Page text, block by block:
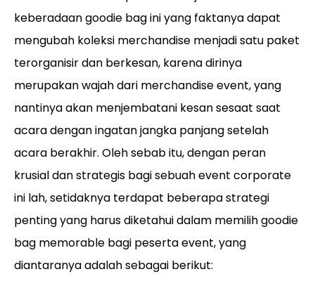
keberadaan goodie bag ini yang faktanya dapat
mengubah koleksi merchandise menjadi satu paket
terorganisir dan berkesan, karena dirinya
merupakan wajah dari merchandise event, yang
nantinya akan menjembatani kesan sesaat saat
acara dengan ingatan jangka panjang setelah
acara berakhir. Oleh sebab itu, dengan peran
krusial dan strategis bagi sebuah event corporate
ini lah, setidaknya terdapat beberapa strategi
penting yang harus diketahui dalam memilih goodie
bag memorable bagi peserta event, yang
diantaranya adalah sebagai berikut: